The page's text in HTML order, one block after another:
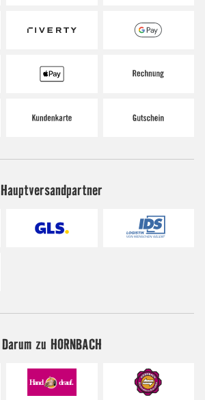
Hauptversandpartner
Darum zu HORNBACH